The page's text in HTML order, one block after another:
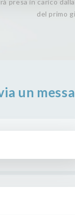
del primo
un